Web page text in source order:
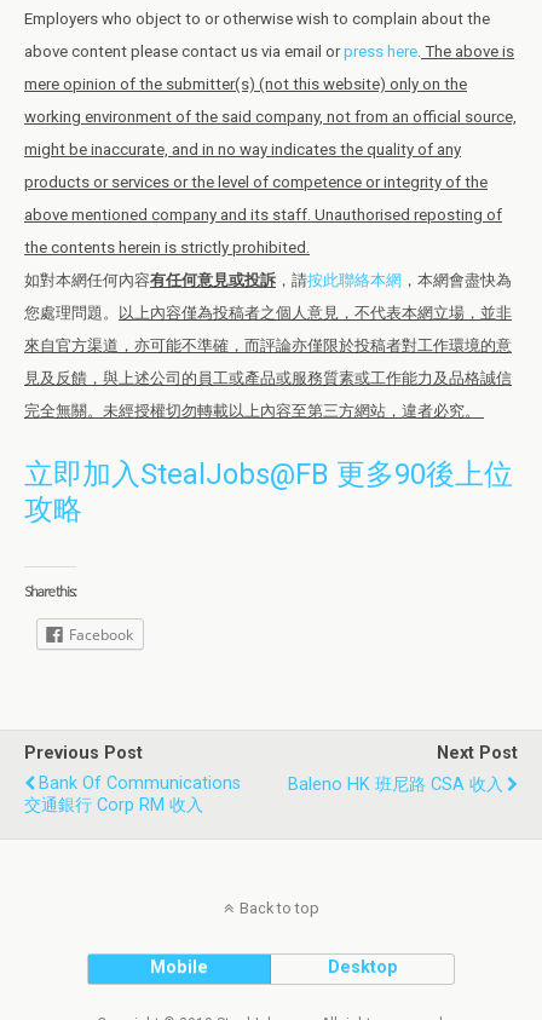
Employers who object to or otherwise wish to complain about the
above content please contact us via email orpress here. The above is
mere opinion of the submitter(s) (not this website) only on the
working environment of the said company, not from an official source,
might be inaccurate, and in no way indicates the quality of any
products or services or the level of competence or integrity of the
above mentioned company and its staff. Unauthorised reposting of
the contents herein is strictly prohibited.
如對本網任何內容有任何意見或投訴 ，請按此聯絡本網 ，本網會盡快為
您處理問題。
以上內容僅為投稿者之個人意見，不代表本網立場，並非
來自官方渠道，亦可能不準確，而評論亦僅限於投稿者對工作環境的意
見及反饋，與上述公司的員工或產品或服務質素或工作能力及品格誠信
完全無關。未經授權切勿轉載以上內容至第三方網站，違者必究。
立即加入StealJobs@FB 更多90後上位
攻略
Share this:
Facebook
Previous Post
Bank Of Communications
交通銀行 Corp RM 收入
Next Post
Baleno HK 班尼路 CSA 收入
Back to top
Mobile Desktop